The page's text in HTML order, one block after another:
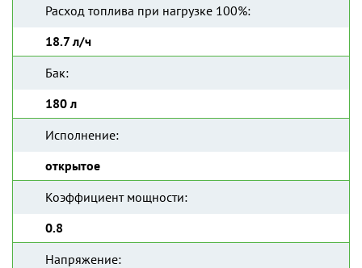
Расход топлива при нагрузке 100%:
18.7 л/ч
Бак:
180 л
Исполнение:
открытое
Коэффициент мощности:
0.8
Напряжение: